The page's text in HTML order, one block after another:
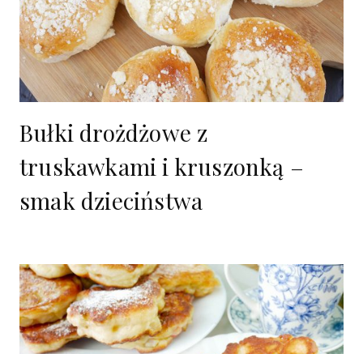
Bułki drożdżowe z
truskawkami i kruszonką –
smak dzieciństwa